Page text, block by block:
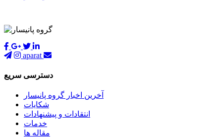
aparat
دسترسی سریع
آخرین اخبار گروه پانیسار
شکایات
انتقادات و پیشنهادات
خدمات
مقاله ها